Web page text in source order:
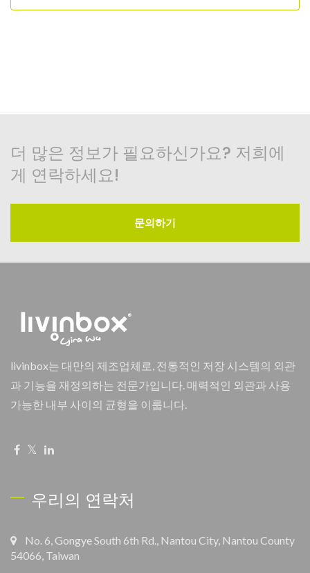
더 많은 정보가 필요하신가요? 저희에
게 연락하세요!
문의하기
livinbox는 대만의 제조업체로, 전통적인 저장 시스템의 외관
과 기능을 재정의하는 전문가입니다. 매력적인 외관과 사용
가능한 내부 사이의 균형을 이룹니다.
우리의 연락처
No. 6, Gongye South 6th Rd., Nantou City, Nantou County
54066, Taiwan